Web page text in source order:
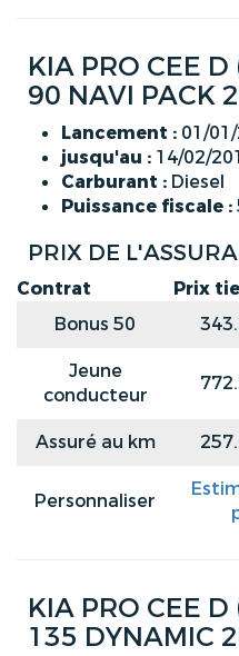
KIA PRO CEE
90 NAVI PACK
Lancement : 01/
jusqu'au : 14/02/
Carburant : Diesel
Puissance fiscale :
PRIX DE
Contrat Prix
Bonus 50
Jeune
conducteur
Assuré au km
Personnaliser
KIA PRO CEE
135 DYNAMIC